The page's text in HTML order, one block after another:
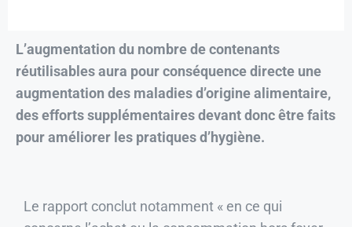
L’augmentation du nombre de contenants
réutilisables aura pour conséquence directe une
augmentation des maladies d’origine alimentaire,
des efforts supplémentaires devant donc être faits
pour améliorer les pratiques d’hygiène.
Le rapport conclut notamment « en ce qui